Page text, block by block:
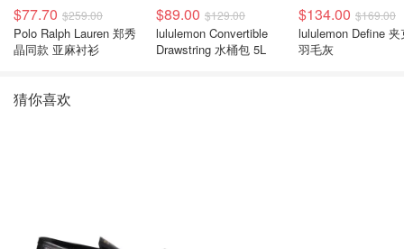
$77.70 $259.00
Polo Ralph Lauren 郑秀
晶同款 亚麻衬衫
$89.00 $129.00
lululemon Convertible
Drawstring 水桶包 5L
$134.00 $169.00
lululemon Define 夹
羽毛灰
猜你喜欢